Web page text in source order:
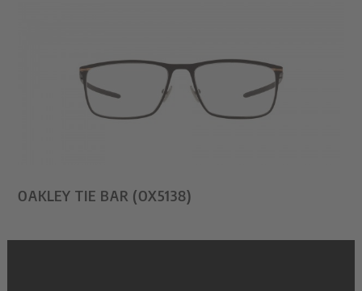
OAKLEY TIE BAR (OX5138)